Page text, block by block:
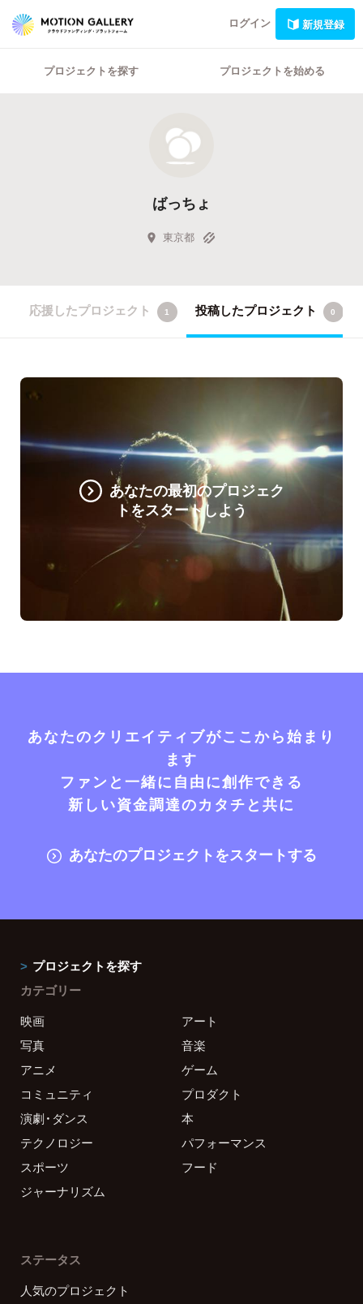
ログイン 新規登録
プロジェクトを探す プロジェクトを始める
ばっちょ
東京都
応援したプロジェクト 1 投稿したプロジェクト 0
あなたの最初のプロジェク
トをスタートしよう
あなたのクリエイティブがここから始まり
ます
ファンと一緒に自由に創作できる
新しい資金調達のカタチと共に
あなたのプロジェクトをスタートする
プロジェクトを探す
カテゴリー
映画
アート
写真
音楽
アニメ
ゲーム
コミュニティ
プロダクト
演劇・ダンス
本
テクノロジー
パフォーマンス
スポーツ
フード
ジャーナリズム
ステータス
人気のプロジェクト